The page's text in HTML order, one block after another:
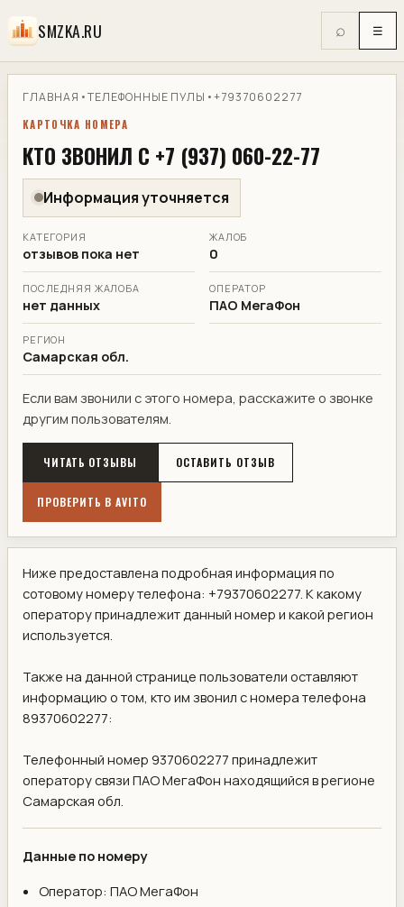
SMZKA.RU ⌕ ☰
ГЛАВНАЯ •ТЕЛЕФОННЫЕ ПУЛЫ •+79370602277
КАРТОЧКА НОМЕРА
КТО ЗВОНИЛ С +7 (937) 060-22-77
Информация уточняется
КАТЕГОРИЯ
отзывов пока нет
ЖАЛОБ
0
ПОСЛЕДНЯЯ ЖАЛОБА
нет данных
ОПЕРАТОР
ПАО МегаФон
РЕГИОН
Самарская обл.
Если вам звонили с этого номера, расскажите о звонке
другим пользователям.
ЧИТАТЬ ОТЗЫВЫ ОСТАВИТЬ ОТЗЫВ
ПРОВЕРИТЬ В AVITO
Ниже предоставлена подробная информация по
сотовому номеру телефона: +79370602277. К какому
оператору принадлежит данный номер и какой регион
используется.
Также на данной странице пользователи оставляют
информацию о том, кто им звонил с номера телефона
89370602277:
Телефонный номер 9370602277 принадлежит
оператору связи ПАО МегаФон находящийся в регионе
Самарская обл.
Данные по номеру
Оператор: ПАО МегаФон